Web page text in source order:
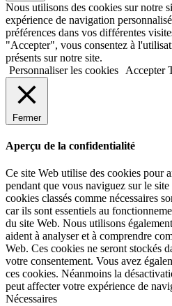
Nous utilisons des cookies sur notre
expérience de navigation
préférences dans vos différentes
"Accepter", vous consentez à
présents sur notre site.
Personnaliser les cookies
Accepter
Fermer
Aperçu de la confidentialité
Ce site Web utilise des cookies pour
pendant que vous naviguez sur le
cookies classés comme nécessaires
car ils sont essentiels au
du site Web. Nous utilisons
aident à analyser et à comprendre
Web. Ces cookies ne seront stockés
votre consentement. Vous avez
ces cookies. Néanmoins la
peut affecter votre expérience de
Nécessaires